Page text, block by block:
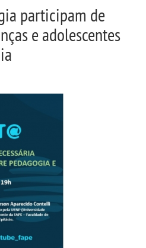
participam de
e adolescentes